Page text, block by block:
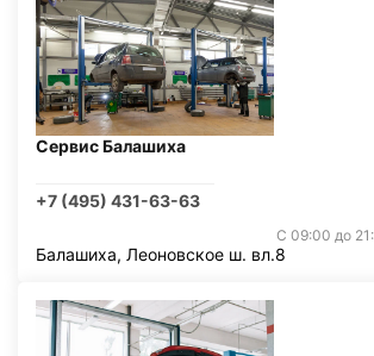
Сервис Балашиха
+7 (495) 431-63-63
С 09:00 до
Балашиха, Леоновское ш. вл.8